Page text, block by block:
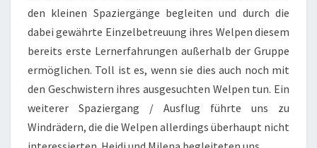
den kleinen Spaziergänge begleiten und durch die
dabei gewährte Einzelbetreuung ihres Welpen diesem
bereits erste Lernerfahrungen außerhalb der Gruppe
ermöglichen. Toll ist es, wenn sie dies auch noch mit
den Geschwistern ihres ausgesuchten Welpen tun. Ein
weiterer Spaziergang / Ausflug führte uns zu
Windrädern, die die Welpen allerdings überhaupt nicht